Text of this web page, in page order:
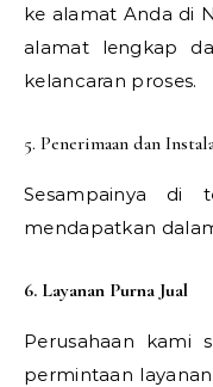
ke alamat Anda di
alamat lengkap
kelancaran proses.
5. Penerimaan dan
Sesampainya di
mendapatkan
6. Layanan Purna Jual
Perusahaan kami
permintaan